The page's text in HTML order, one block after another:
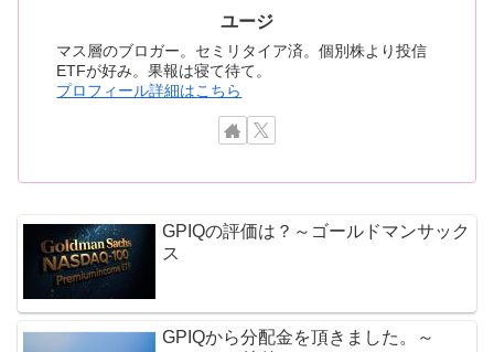
ユージ
マス層のブロガー。セミリタイア済。個別株より投信
ETFが好み。果報は寝て待て。
プロフィール詳細はこちら
GPIQの評価は？～ゴールドマンサック
ス
GPIQから分配金を頂きました。～